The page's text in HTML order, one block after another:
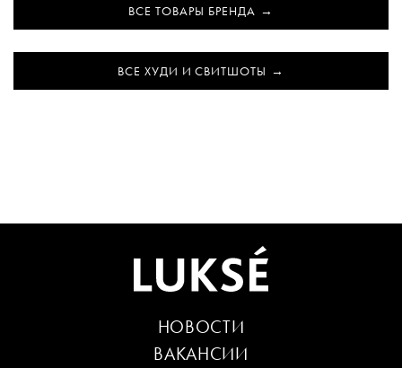
ВСЕ ТОВАРЫ БРЕНДА
ВСЕ ХУДИ И СВИТШОТЫ
НОВОСТИ
ВАКАНСИИ